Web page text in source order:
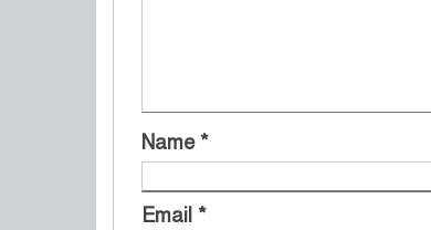
Name *
Email *